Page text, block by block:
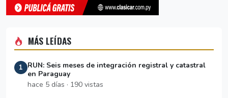
MÁS LEÍDAS
1
RUN: Seis meses de integración registral y catastral
en Paraguay
hace 5 días · 190 vistas